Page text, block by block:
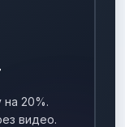
на 20%.
видео.